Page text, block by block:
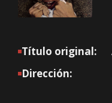
Título original:
Dirección: